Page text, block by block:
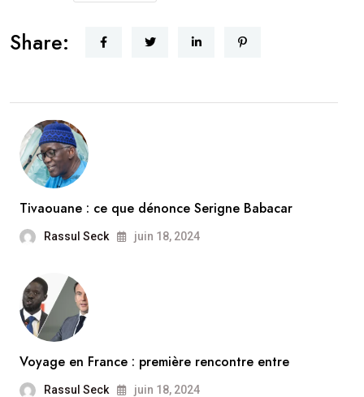
Share:
Tivaouane : ce que dénonce Serigne Babacar
Rassul Seck juin 18, 2024
Voyage en France : première rencontre entre
Rassul Seck juin 18, 2024